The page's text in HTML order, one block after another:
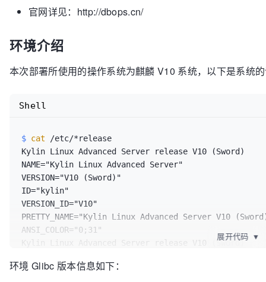
官网详见：http://dbops.cn/
环境介绍
本次部署所使用的操作系统为麒麟 V10 系统，以下是系统
$ cat /etc/*release
Kylin Linux Advanced Server release V10 (Sword)
NAME="Kylin Linux Advanced Server"
VERSION="V10 (Sword)"
ID="kylin"
VERSION_ID="V10"
PRETTY_NAME="Kylin Linux Advanced Server V10
ANSI_COLOR="0;31"
$ uname -a
Shell
展开代码 ▼
环境 Glibc 版本信息如下：